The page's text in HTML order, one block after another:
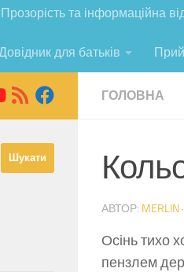
Прозорість та інформаційна
для батьків
ГОЛОВНА
АВТОР: MERLIN
Осінь тихо
пензлем